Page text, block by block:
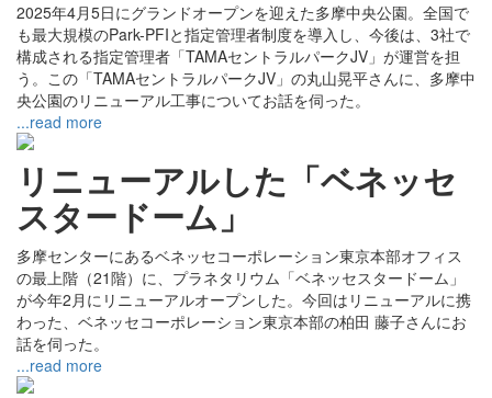
2025年4月5日にグランドオープンを迎えた多摩中央公園。全国で
も最大規模のPark-PFIと指定管理者制度を導入し、今後は、3社で
構成される指定管理者「TAMAセントラルパークJV」が運営を担
う。この「TAMAセントラルパークJV」の丸山晃平さんに、多摩中
央公園のリニューアル工事についてお話を伺った。
...read more
リニューアルした「ベネッセ
スタードーム」
多摩センターにあるベネッセコーポレーション東京本部オフィス
の最上階（21階）に、プラネタリウム「ベネッセスタードーム」
が今年2月にリニューアルオープンした。今回はリニューアルに携
わった、ベネッセコーポレーション東京本部の柏田 藤子さんにお
話を伺った。
...read more